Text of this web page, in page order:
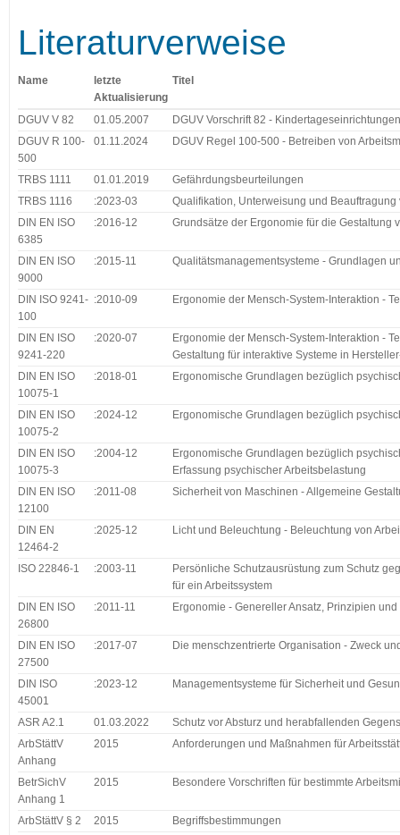
Literaturverweise
Name
letzte
Aktualisierung
Titel
DGUV V 82 01.05.2007
DGUV Vorschrift 82 - Kindertageseinrichtungen
DGUV R 100-
500
01.11.2024 DGUV Regel 100-500 - Betreiben von
TRBS 1111 01.01.2019
Gefährdungsbeurteilungen
TRBS 1116
:2023-03
Qualifikation, Unterweisung und
DIN EN ISO
6385
:2016-12 Grundsätze der Ergonomie für die Gestaltung
DIN EN ISO
9000
:2015-11 Qualitätsmanagementsysteme - Grundlagen
DIN ISO 9241-
100
:2010-09 Ergonomie der Mensch-System-Interaktion -
DIN EN ISO
9241-220
:2020-07
Ergonomie der Mensch-System-Interaktion -
Gestaltung für interaktive Systeme in
DIN EN ISO
10075-1
:2018-01 Ergonomische Grundlagen bezüglich
DIN EN ISO
10075-2
:2024-12 Ergonomische Grundlagen bezüglich
DIN EN ISO
10075-3
:2004-12
Ergonomische Grundlagen bezüglich
Erfassung psychischer Arbeitsbelastung
DIN EN ISO
12100
:2011-08 Sicherheit von Maschinen - Allgemeine
DIN EN
12464-2
:2025-12 Licht und Beleuchtung - Beleuchtung von
ISO 22846-1 :2003-11
Persönliche Schutzausrüstung zum Schutz
für ein Arbeitssystem
DIN EN ISO
26800
:2011-11 Ergonomie - Genereller Ansatz, Prinzipien
DIN EN ISO
27500
:2017-07 Die menschzentrierte Organisation - Zweck
DIN ISO
45001
:2023-12 Managementsysteme für Sicherheit und
ASR A2.1 01.03.2022
Schutz vor Absturz und herabfallenden
ArbStättV
Anhang
2015 Anforderungen und Maßnahmen für
BetrSichV
Anhang 1
2015 Besondere Vorschriften für bestimmte
ArbStättV § 2 2015
Begriffsbestimmungen